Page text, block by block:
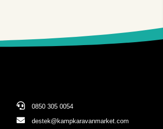
0850 305 0054
destek@kampkaravanmarket.com